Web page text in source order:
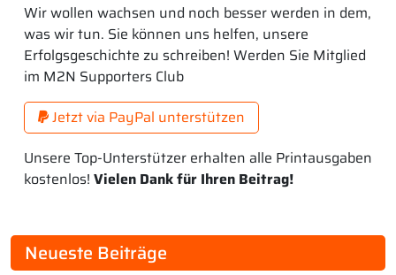
Wir wollen wachsen und noch besser werden in dem,
was wir tun. Sie können uns helfen, unsere
Erfolgsgeschichte zu schreiben! Werden Sie Mitglied
im M2N Supporters Club
Jetzt via PayPal unterstützen
Unsere Top-Unterstützer erhalten alle Printausgaben
kostenlos! Vielen Dank für Ihren Beitrag!
Neueste Beiträge